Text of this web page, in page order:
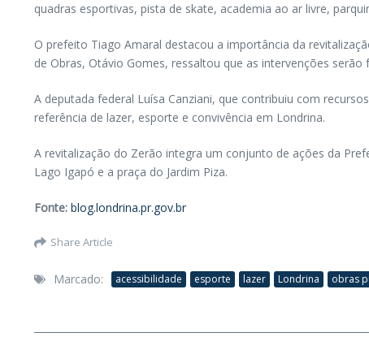
quadras esportivas, pista de skate, academia ao ar livre,
O prefeito Tiago Amaral destacou a importância da
de Obras, Otávio Gomes, ressaltou que as intervenções
A deputada federal Luísa Canziani, que contribuiu com
referência de lazer, esporte e convivência em Londrina.
A revitalização do Zerão integra um conjunto de ações da
Lago Igapó e a praça do Jardim Piza.
Fonte: blog.londrina.pr.gov.br
Share Article
Marcado: acessibilidade esporte lazer Londrina obras